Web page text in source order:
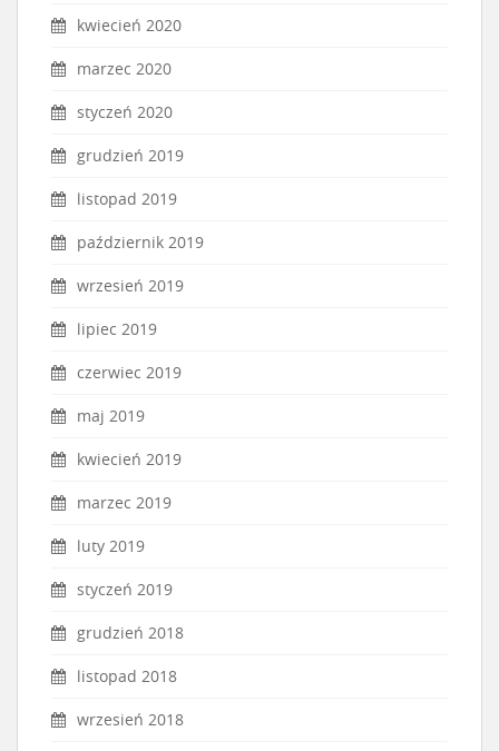
kwiecień 2020
marzec 2020
styczeń 2020
grudzień 2019
listopad 2019
październik 2019
wrzesień 2019
lipiec 2019
czerwiec 2019
maj 2019
kwiecień 2019
marzec 2019
luty 2019
styczeń 2019
grudzień 2018
listopad 2018
wrzesień 2018